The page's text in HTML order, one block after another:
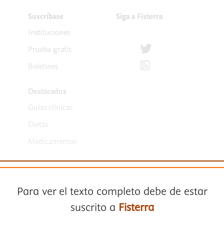
Suscríbase
Instituciones
Prueba gratis
Boletines
Destacados
Guías clínicas
Dietas
Medicamentos
Siga a Fisterra
Síguenos en Twitter
Suscríbete para recibir
Para ver el texto completo debe de estar
suscrito a Fisterra